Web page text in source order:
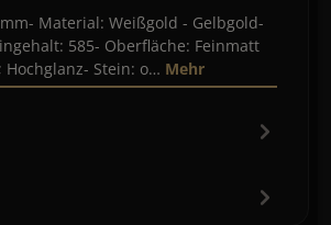
Material: Weißgold - Gelbgold-
585- Oberfläche: Feinmatt
Hochglanz- Stein: o… Mehr